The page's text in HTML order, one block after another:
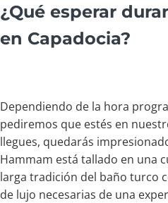
¿Qué esperar
en Capadocia?
Dependiendo de la hora
pediremos que estés en
llegues, quedarás
Hammam está tallado en una
larga tradición del baño turco
de lujo necesarias de una